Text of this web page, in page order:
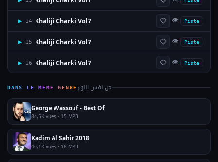
▶ 14 Khaliji Charki Vol7 👁 Piste
▶ 15 Khaliji Charki Vol7 👁 Piste
▶ 16 Khaliji Charki Vol7 👁 Piste
DANS LE MÊME GENRE من نفس النوع
George Wassouf - Best Of
84,5K vues · 15 MP3
Kadim Al Sahir 2018
40,1K vues · 18 MP3